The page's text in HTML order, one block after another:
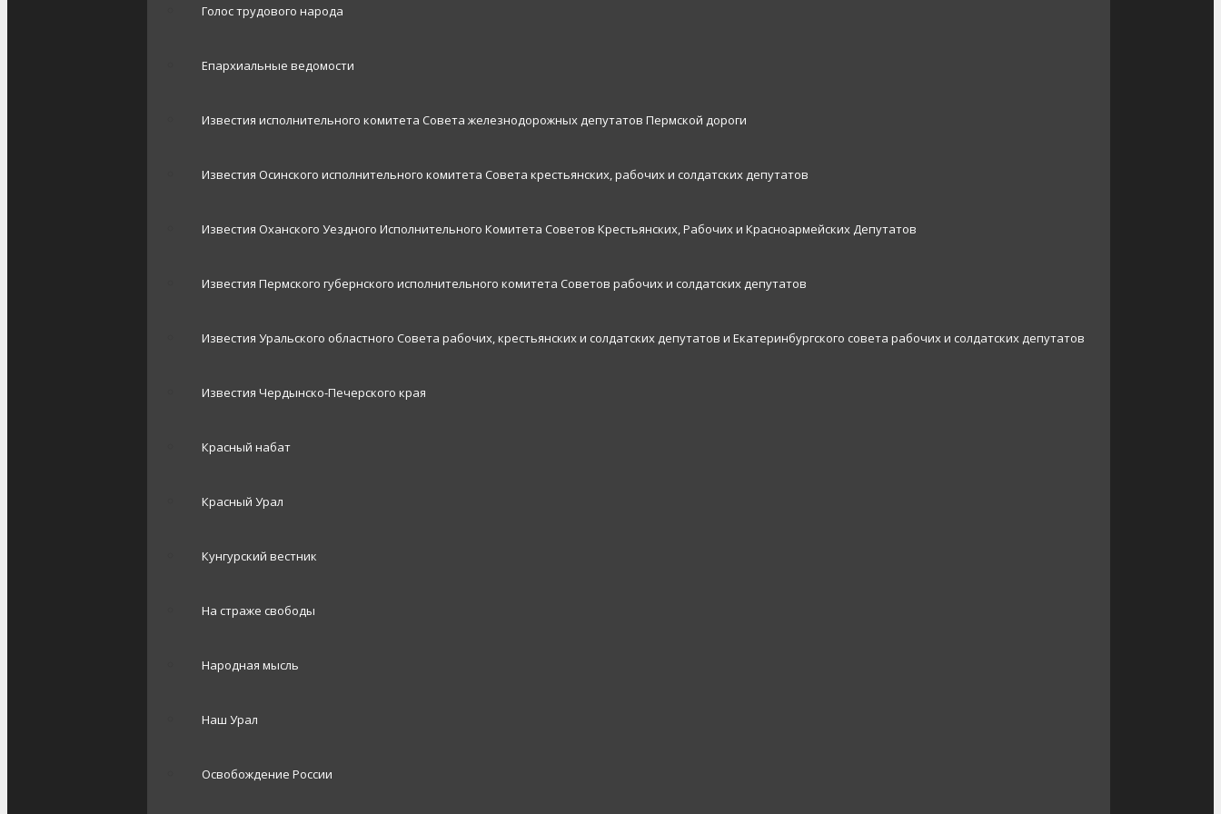
Голос трудового народа
Епархиальные ведомости
Известия исполнительного комитета Совета железнодорожных депутатов Пермской дороги
Известия Осинского исполнительного комитета Совета крестьянских, рабочих и солдатских депутатов
Известия Оханского Уездного Исполнительного Комитета Советов Крестьянских, Рабочих и Красноармейских Депутатов
Известия Пермского губернского исполнительного комитета Советов рабочих и солдатских депутатов
Известия Уральского областного Совета рабочих, крестьянских и солдатских депутатов и Екатеринбургского совета рабочих и солдатских депутатов
Известия Чердынско-Печерского края
Красный набат
Красный Урал
Кунгурский вестник
На страже свободы
Народная мысль
Наш Урал
Освобождение России